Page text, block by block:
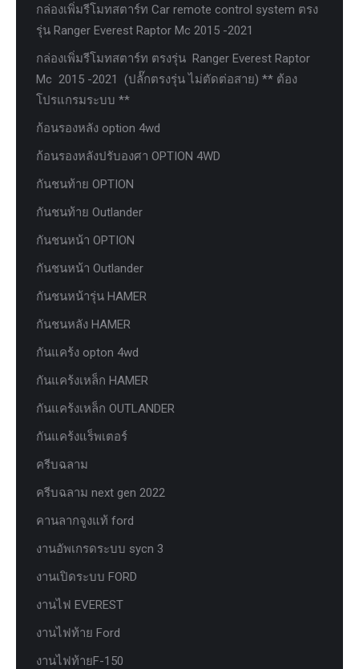
กล่องเพิ่มรีโมทสตาร์ท Car remote control system ตรง
รุ่น Ranger Everest Raptor Mc 2015 -2021
กล่องเพิ่มรีโมทสตาร์ท ตรงรุ่น Ranger Everest Raptor
Mc 2015 -2021 (ปลั๊กตรงรุ่น ไม่ตัดต่อสาย) ** ต้อง
โปรแกรมระบบ **
ก้อนรองหลัง option 4wd
ก้อนรองหลังปรับองศา OPTION 4WD
กันชนท้าย OPTION
กันชนท้าย Outlander
กันชนหน้า OPTION
กันชนหน้า Outlander
กันชนหน้ารุ่น HAMER
กันชนหลัง HAMER
กันแคร้ง opton 4wd
กันแคร้งเหล็ก HAMER
กันแคร้งเหล็ก OUTLANDER
กันแคร้งแร็พเตอร์
ครีบฉลาม
ครีบฉลาม next gen 2022
คานลากจูงแท้ ford
งานอัพเกรดระบบ sycn 3
งานเปิดระบบ FORD
งานไฟ EVEREST
งานไฟท้าย Ford
งานไฟท้ายF-150